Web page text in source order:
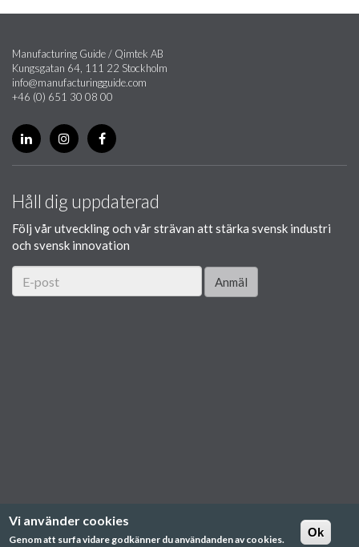
Manufacturing Guide / Qimtek AB
Kungsgatan 64, 111 22 Stockholm
info@manufacturingguide.com
+46 (0) 651 30 08 00
Håll dig uppdaterad
Följ vår utveckling och vår strävan att stärka svensk industri
och svensk innovation
Anmäl
Vi använder cookies
Genom att surfa vidare godkänner du användanden av cookies.
Ok